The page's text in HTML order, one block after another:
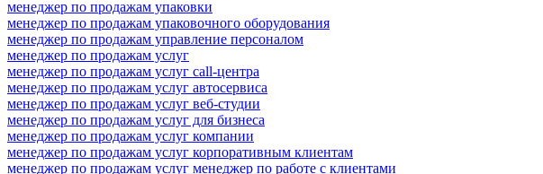
менеджер по продажам упаковки
менеджер по продажам упаковочного оборудования
менеджер по продажам управление персоналом
менеджер по продажам услуг
менеджер по продажам услуг call-центра
менеджер по продажам услуг автосервиса
менеджер по продажам услуг веб-студии
менеджер по продажам услуг для бизнеса
менеджер по продажам услуг компании
менеджер по продажам услуг корпоративным клиентам
менеджер по продажам услуг менеджер по работе с клиентами